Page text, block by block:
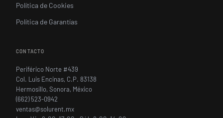
Política de Cookies
Política de Garantías
CONTACTO
Periférico Norte #439
Col. Luis Encinas, C.P. 83138
Hermosillo, Sonora, México
(662) 523-0942
ventas@solurent.mx